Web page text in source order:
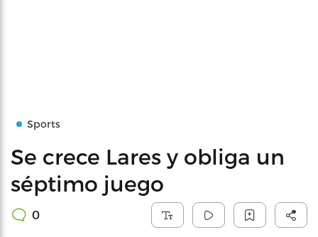
Sports
Se crece Lares y obliga un
séptimo juego
0